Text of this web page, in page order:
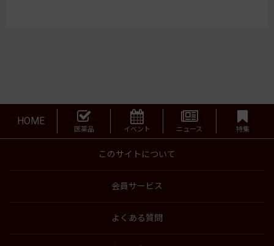
HOME
医薬品 イベント ニュース 特集
このサイトについて
会員サービス
よくある質問